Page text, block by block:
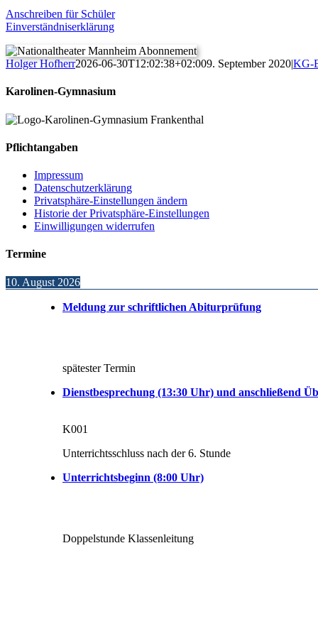
Anschreiben für Schüler
Einverständniserklärung
Holger Hofherr2026-06-30T12:02:38+02:009. September 2020|KG-
Karolinen-Gymnasium
Pflichtangaben
Impressum
Datenschutzerklärung
Privatsphäre-Einstellungen ändern
Historie der Privatsphäre-Einstellungen
Einwilligungen widerrufen
Termine
10. August 2026
Meldung zur schriftlichen Abiturprüfung
spätester Termin
Dienstbesprechung (13:30 Uhr) und anschließend
K001
Unterrichtsschluss nach der 6. Stunde
Unterrichtsbeginn (8:00 Uhr)
Doppelstunde Klassenleitung